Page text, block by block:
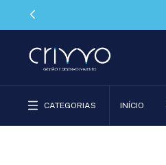
MELHORES MOMENTOS.
CATEGORIAS INÍCIO